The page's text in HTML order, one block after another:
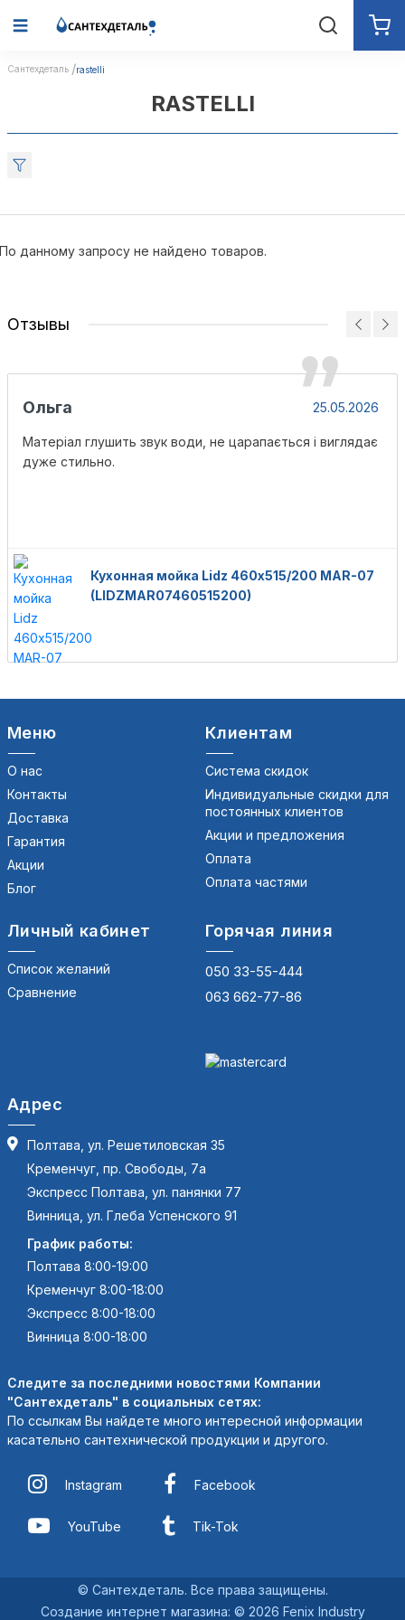
Сантехдеталь rastelli
RASTELLI
По данному запросу не найдено товаров.
Отзывы
Ольга 25.05.2026
Матеріал глушить звук води, не царапається і виглядає
дуже стильно.
Кухонная мойка Lidz 460х515/200 MAR-07
(LIDZMAR07460515200)
Меню
О нас
Контакты
Доставка
Гарантия
Акции
Блог
Клиентам
Система скидок
Индивидуальные скидки для
постоянных клиентов
Акции и предложения
Оплата
Оплата частями
Личный кабинет
Список желаний
Сравнение
Горячая линия
050 33-55-444
063 662-77-86
Адрес
Полтава, ул. Решетиловская 35
Кременчуг, пр. Свободы, 7а
Экспресс Полтава, ул. панянки 77
Винница, ул. Глеба Успенского 91
График работы:
Полтава 8:00-19:00
Кременчуг 8:00-18:00
Экспресс 8:00-18:00
Винница 8:00-18:00
Следите за последними новостями Компании
"Сантехдеталь" в социальных сетях:
По ссылкам Вы найдете много интересной информации
касательно сантехнической продукции и другого.
Instagram Facebook
YouTube Tik-Tok
© Сантехдеталь. Все права защищены.
Создание интернет магазина: © 2026 Fenix Industry